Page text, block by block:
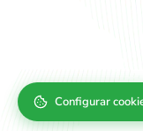
Copyright ©
Configurar